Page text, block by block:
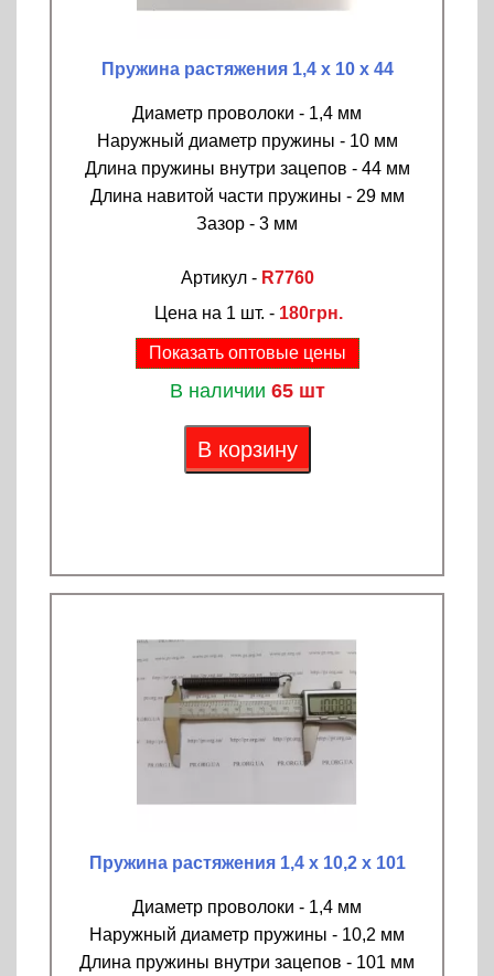
Пружина растяжения 1,4 х 10 х 44
Диаметр проволоки - 1,4 мм
Наружный диаметр пружины - 10 мм
Длина пружины внутри зацепов - 44 мм
Длина навитой части пружины - 29 мм
Зазор - 3 мм
Артикул - R7760
Цена на 1 шт. - 180грн.
Показать оптовые цены
В наличии 65 шт
В корзину
Пружина растяжения 1,4 х 10,2 х 101
Диаметр проволоки - 1,4 мм
Наружный диаметр пружины - 10,2 мм
Длина пружины внутри зацепов - 101 мм